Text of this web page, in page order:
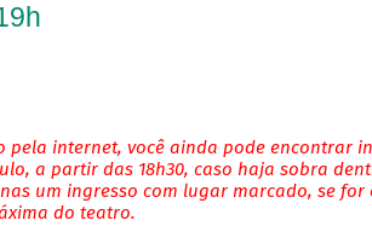
pela internet, você ainda pode encontrar
a partir das 18h30, caso haja sobra
um ingresso com lugar marcado, se for
do teatro.